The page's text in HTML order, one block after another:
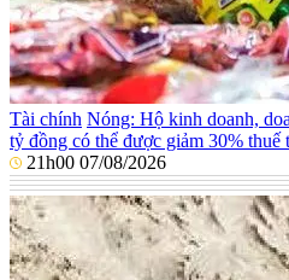
Tài chính Nóng: Hộ kinh doanh,
tỷ đồng có thể được giảm 30% thuế
21h00 07/08/2026